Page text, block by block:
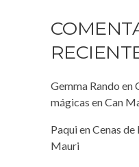
Gemma Rando en
mágicas en Can
PaquienCenas de
Mauri